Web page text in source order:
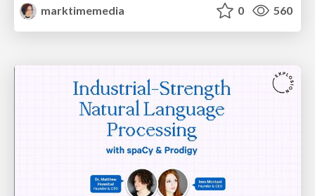
marktimemedia
0 560